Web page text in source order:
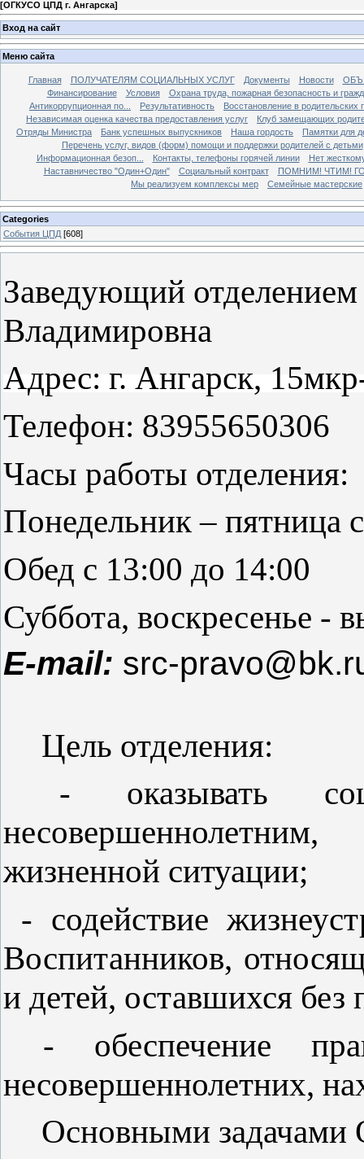
[ОГКУСО ЦПД г. Ангарска]
Вход на сайт
Меню сайта
Главная ПОЛУЧАТЕЛЯМ СОЦИАЛЬНЫХ УСЛУГ Документы Новости
Финансирование
Условия
Охрана труда, пожарная безопасность и
Антикоррупционная по...
Результативность
Восстановление в родительских
Независимая оценка качества предоставления услуг
Клуб замещающих
Отряды Министра
Банк успешных выпускников Наша гордость
Памятки для
Перечень услуг, видов (форм) помощи и поддержки родителей с детьми
Информационная безоп...
Контакты, телефоны горячей линии
Нет
Наставничество "Один+Один"
Социальный контракт
ПОМНИМ! ЧТИМ!
Мы реализуем комплексы мер
Семейные мастерские
Categories
События ЦПД [608]
Заведующий
Владимировна
Адрес: г. Ангарск,
Телефон: 83955650306
Часы работы отделения:
Понедельник – пятница
Обед с 13:00 до 14:00
Суббота, воскресенье -
E-mail: src-
Цель отделения:
- оказывать
жизненной ситуации;
- содействие
Воспитанников,
и детей, оставшихся без
- обеспечение
несовершеннолетних,
Основными задачами